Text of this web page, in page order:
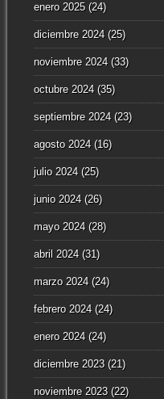
enero 2025(24)
diciembre 2024(25)
noviembre 2024(33)
octubre 2024(35)
septiembre 2024(23)
agosto 2024(16)
julio 2024(25)
junio 2024(26)
mayo 2024(28)
abril 2024(31)
marzo 2024(24)
febrero 2024(24)
enero 2024(24)
diciembre 2023(21)
noviembre 2023(22)